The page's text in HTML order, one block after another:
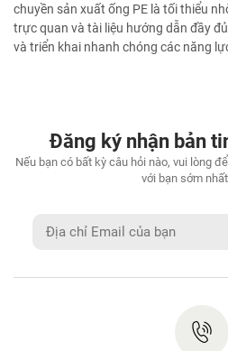
chuyền sản xuất ống PE là tối thiểu
trực quan và tài liệu hướng dẫn đầy
và triển khai nhanh chóng các năng
Đăng ký nhận bản
Nếu bạn có bất kỳ câu hỏi nào, vui lòng
với bạn sớm